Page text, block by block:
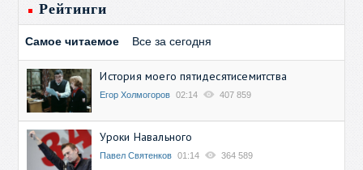
Рейтинги
Самое читаемое Все за сегодня
История моего пятидесятисемитства
Егор Холмогоров 02:14 407 859
Уроки Навального
Павел Святенков 01:14 364 589